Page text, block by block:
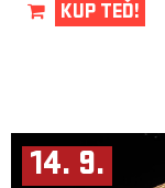
KUP TEĎ!
14. 9.